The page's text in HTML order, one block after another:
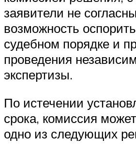
заявители не
возможность
судебном порядке и
проведения
экспертизы.
По истечении
срока, комиссия
одно из следующих